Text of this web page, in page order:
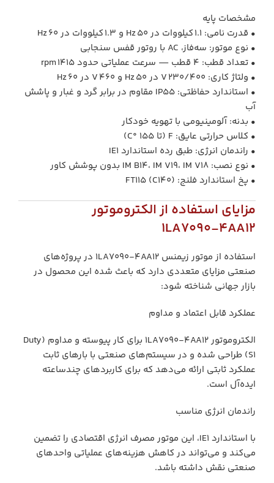
مشخصات پایه
• قدرت نامی: 1.1 کیلووات در 50 Hz و 1.3 کیلووات در 60 Hz
• نوع موتور: سه‌فاز، AC با روتور قفس سنجابی
• تعداد قطب: 4 قطب — سرعت عملیاتی حدود 1415 rpm
• ولتاژ کاری: 230/400 V در 50 Hz و 460 V در 60 Hz
• استاندارد حفاظتی: IP55 مقاوم در برابر گرد و غبار و پاشش
آب
• بدنه: آلومینیومی با تهویه خودکار
• کلاس حرارتی عایق: F (تا 155 °C)
• راندمان انرژی: طبق رده استاندارد IE1
• نوع نصب: IM B14، IM V19، IM V18 بدون پوشش کاور
• پخ استاندارد فلنج: FT115 (C140)
مزایای استفاده از الکتروموتور
1LA7090‑4AA12
استفاده از موتور زیمنس 1LA7090‑4AA12 در پروژه‌های
صنعتی مزایای متعددی دارد که باعث شده این محصول در
بازار جهانی شناخته شود:
عملکرد قابل اعتماد و مداوم
الکتروموتور 1LA7090‑4AA12 برای کار پیوسته و مداوم (Duty
S1) طراحی شده و در سیستم‌های صنعتی با بارهای ثابت
عملکرد ثابتی ارائه می‌دهد که برای کاربردهای چندساعته
ایده‌آل است.
راندمان انرژی مناسب
با استاندارد IE1، این موتور مصرف انرژی اقتصادی را تضمین
می‌کند و می‌تواند در کاهش هزینه‌های عملیاتی واحدهای
صنعتی نقش داشته باشد.